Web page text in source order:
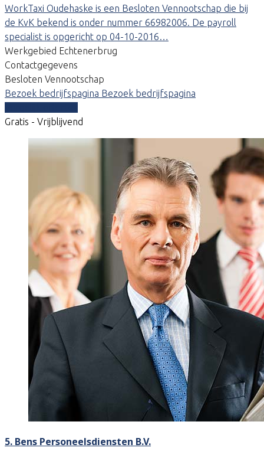
WorkTaxi Oudehaske is een Besloten Vennootschap die bij
de KvK bekend is onder nummer 66982006. De payroll
specialist is opgericht op 04-10-2016…
Werkgebied Echtenerbrug
Contactgegevens
Besloten Vennootschap
Bezoek bedrijfspagina Bezoek bedrijfspagina
Gratis - Vrijblijvend
5. Bens Personeelsdiensten B.V.